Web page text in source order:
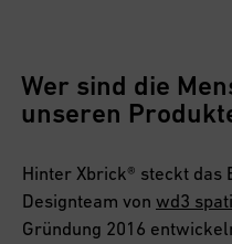
Wer sind die
unseren
Hinter Xbrick® steckt das
Designteam von wd3
Gründung 2016